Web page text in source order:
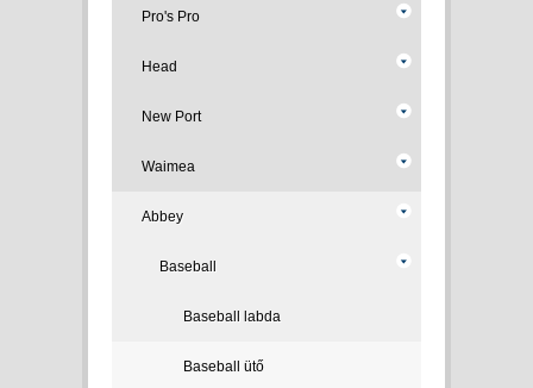
Pro's Pro
Head
New Port
Waimea
Abbey
Baseball
Baseball labda
Baseball ütő